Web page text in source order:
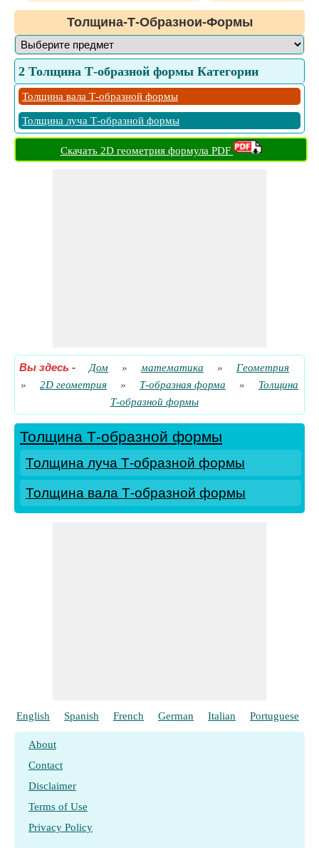
Толщина-Т-Образнои-Формы
2 Толщина Т-образной формы Категории
Толщина вала Т-образной формы
Толщина луча Т-образной формы
Скачать 2D геометрия формула PDF
Вы здесь - Дом » математика »
Геометрия
»
2D геометрия » Т-образная форма »
Толщина
Т-образной формы
Толщина Т-образной формы
Толщина луча Т-образной формы
Толщина вала Т-образной формы
English Spanish French German Italian Portuguese
About
Contact
Disclaimer
Terms of Use
Privacy Policy